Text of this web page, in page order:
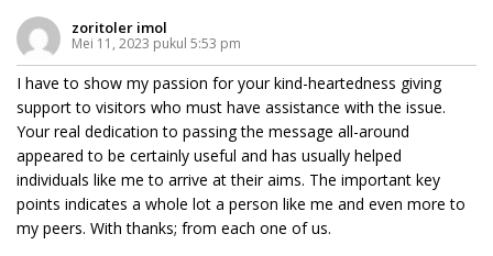
zoritoler imol
Mei 11, 2023 pukul 5:53 pm
I have to show my passion for your kind-heartedness giving
support to visitors who must have assistance with the issue.
Your real dedication to passing the message all-around
appeared to be certainly useful and has usually helped
individuals like me to arrive at their aims. The important key
points indicates a whole lot a person like me and even more to
my peers. With thanks; from each one of us.